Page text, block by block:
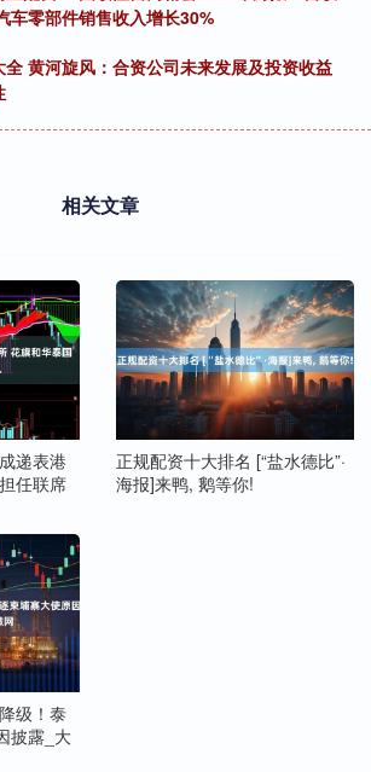
车零部件销售收入增长30%
全 黄河旋风：合资公司未来发展及投资收益
相关文章
递表港
任联席
正规配资十大排名 [“盐水德比”·
海报]来鸭, 鹅等你!
级！泰
披露_大